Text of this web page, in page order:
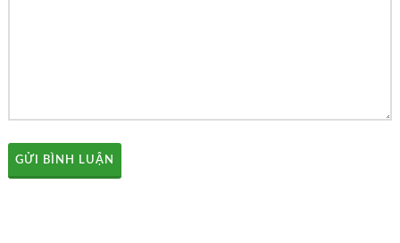
GỬI BÌNH LUẬN